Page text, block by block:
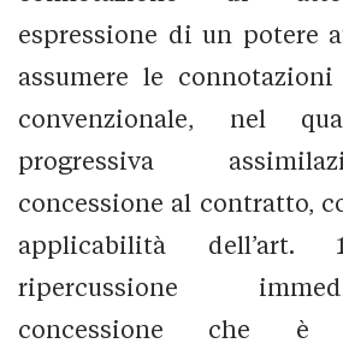
espressione di un potere
assumere le
convenzionale, nel
progressiva
concessione al contratto,
applicabilità
ripercussione
concessione che è